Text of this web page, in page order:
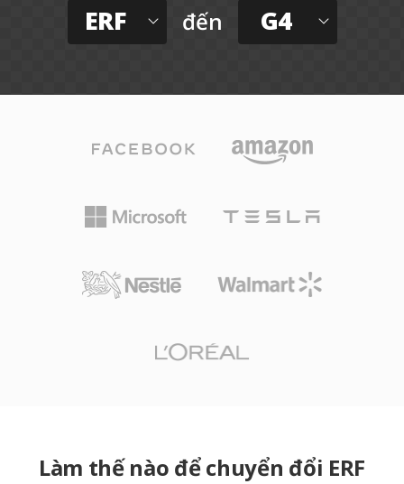
ERF đến G4
Làm thế nào để chuyển đổi ERF